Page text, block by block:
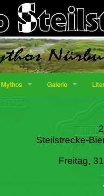
Mythos Galerie
Steilstrecke-
Freitag,